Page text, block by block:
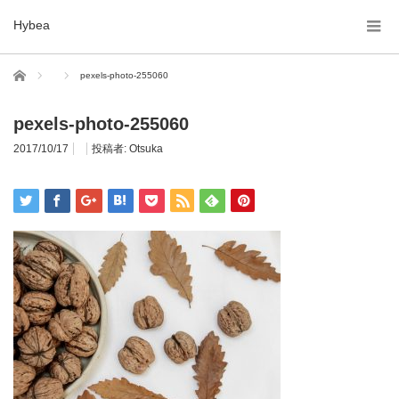
Hybea
ホーム pexels-photo-255060
pexels-photo-255060
2017/10/17 投稿者: Otsuka